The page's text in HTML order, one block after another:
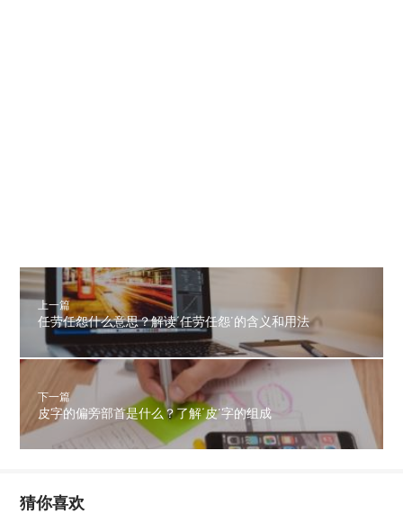
上一篇
任劳任怨什么意思？解读‘任劳任怨’的含义和用法
下一篇
皮字的偏旁部首是什么？了解‘皮’字的组成
猜你喜欢